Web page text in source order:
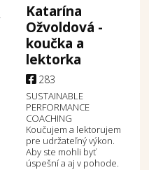
Katarína
Ožvoldová -
koučka a
lektorka
283
SUSTAINABLE
PERFORMANCE
COACHING
Koučujem a lektorujem
pre udržateľný výkon.
Aby ste mohli byť
úspešní a aj v pohode.